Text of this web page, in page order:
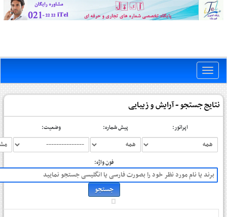
Toggle
نتایج جستجو - آرایش و زیبایی
اپراتور: پیش شماره: وضعیت:
فون واژه: